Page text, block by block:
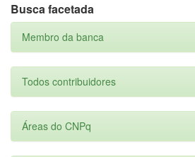
Busca facetada
Membro da banca
Todos contribuidores
Áreas do CNPq